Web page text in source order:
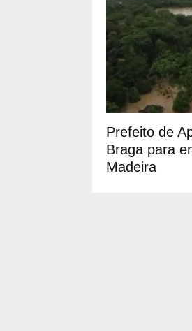
Prefeito de
Braga para
Madeira